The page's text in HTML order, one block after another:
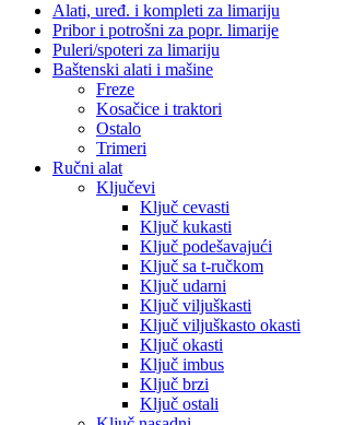
Alati, uređ. i kompleti za limariju
Pribor i potrošni za popr. limarije
Puleri/spoteri za limariju
Baštenski alati i mašine
Freze
Kosačice i traktori
Ostalo
Trimeri
Ručni alat
Ključevi
Ključ cevasti
Ključ kukasti
Ključ podešavajući
Ključ sa t-ručkom
Ključ udarni
Ključ viljuškasti
Ključ viljuškasto okasti
Ključ okasti
Ključ imbus
Ključ brzi
Ključ ostali